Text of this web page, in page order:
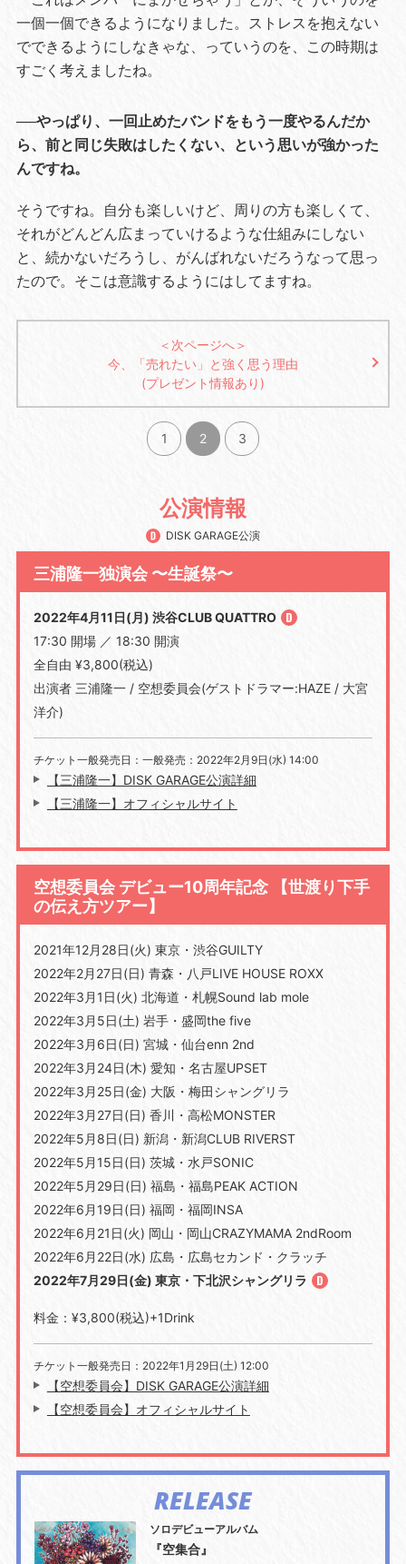
一個一個できるようになりました。ストレスを抱えない
でできるようにしなきゃな、っていうのを、この時期は
すごく考えましたね。
──やっぱり、一回止めたバンドをもう一度やるんだか
ら、前と同じ失敗はしたくない、という思いが強かった
んですね。
そうですね。自分も楽しいけど、周りの方も楽しくて、
それがどんどん広まっていけるような仕組みにしない
と、続かないだろうし、がんばれないだろうなって思っ
たので。そこは意識するようにはしてますね。
＜次ページへ＞
今、「売れたい」と強く思う理由
(プレゼント情報あり)
1 2 3
公演情報
DISK GARAGE公演
三浦隆一独演会 〜生誕祭〜
2022年4月11日(月) 渋谷CLUB QUATTRO
17:30 開場 ／ 18:30 開演
全自由 ¥3,800(税込)
出演者 三浦隆一 / 空想委員会(ゲストドラマー:HAZE / 大宮
洋介)
チケット一般発売日：一般発売：2022年2月9日(水) 14:00
【三浦隆一】DISK GARAGE公演詳細
【三浦隆一】オフィシャルサイト
空想委員会 デビュー10周年記念 【世渡り下手
の伝え方ツアー】
2021年12月28日(火) 東京・渋谷GUILTY
2022年2月27日(日) 青森・八戸LIVE HOUSE ROXX
2022年3月1日(火) 北海道・札幌Sound lab mole
2022年3月5日(土) 岩手・盛岡the five
2022年3月6日(日) 宮城・仙台enn 2nd
2022年3月24日(木) 愛知・名古屋UPSET
2022年3月25日(金) 大阪・梅田シャングリラ
2022年3月27日(日) 香川・高松MONSTER
2022年5月8日(日) 新潟・新潟CLUB RIVERST
2022年5月15日(日) 茨城・水戸SONIC
2022年5月29日(日) 福島・福島PEAK ACTION
2022年6月19日(日) 福岡・福岡INSA
2022年6月21日(火) 岡山・岡山CRAZYMAMA 2ndRoom
2022年6月22日(水) 広島・広島セカンド・クラッチ
2022年7月29日(金) 東京・下北沢シャングリラ
料金：¥3,800(税込)+1Drink
チケット一般発売日：2022年1月29日(土) 12:00
【空想委員会】DISK GARAGE公演詳細
【空想委員会】オフィシャルサイト
RELEASE
ソロデビューアルバム
『空集合』